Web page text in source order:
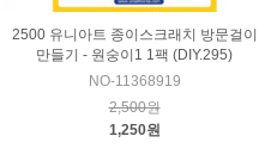
2500 유니아트 종이스크래치 방문걸이
만들기 - 원숭이1 1팩 (DIY.295)
NO-11368919
2,500원
1,250원